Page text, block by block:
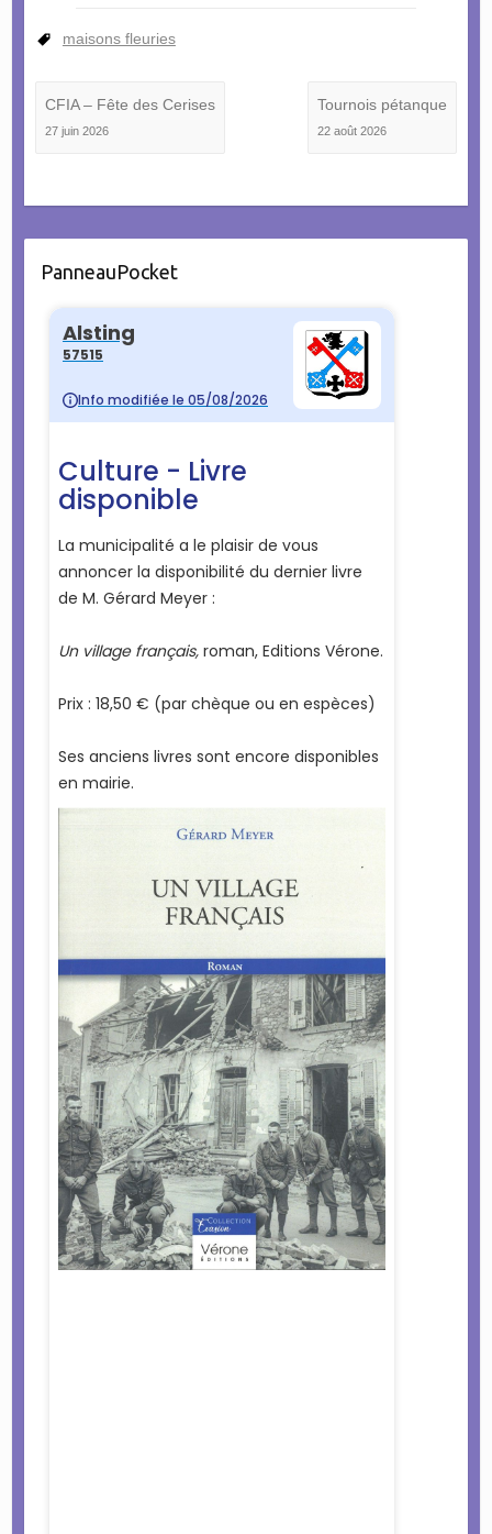
maisons fleuries
CFIA – Fête des Cerises
27 juin 2026
Tournois pétanque
22 août 2026
PanneauPocket